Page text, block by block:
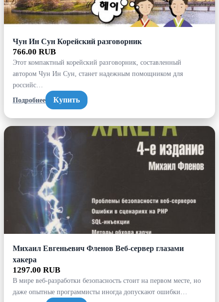
Чун Ин Сун Корейский разговорник
766.00 RUB
Этот компактный корейский разговорник, составленный
автором Чун Ин Сун, станет надежным помощником для
российс…
Подробнее
Купить
Михаил Евгеньевич Фленов Веб-сервер глазами
хакера
1297.00 RUB
В мире веб-разработки безопасность стоит на первом месте, но
даже опытные программисты иногда допускают ошибки…